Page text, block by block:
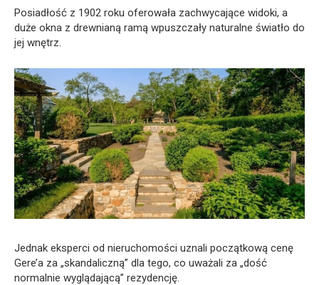
Posiadłość z 1902 roku oferowała zachwycające widoki, a
duże okna z drewnianą ramą wpuszczały naturalne światło do
jej wnętrz.
Jednak eksperci od nieruchomości uznali początkową cenę
Gere’a za „skandaliczną” dla tego, co uważali za „dość
normalnie wyglądającą” rezydencję.